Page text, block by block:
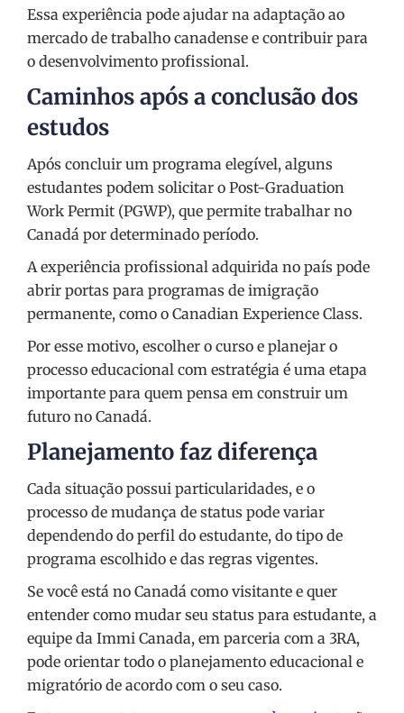
Essa experiência pode ajudar na adaptação ao
mercado de trabalho canadense e contribuir para
o desenvolvimento profissional.
Caminhos após a conclusão dos
estudos
Após concluir um programa elegível, alguns
estudantes podem solicitar o Post-Graduation
Work Permit (PGWP), que permite trabalhar no
Canadá por determinado período.
A experiência profissional adquirida no país pode
abrir portas para programas de imigração
permanente, como o Canadian Experience Class.
Por esse motivo, escolher o curso e planejar o
processo educacional com estratégia é uma etapa
importante para quem pensa em construir um
futuro no Canadá.
Planejamento faz diferença
Cada situação possui particularidades, e o
processo de mudança de status pode variar
dependendo do perfil do estudante, do tipo de
programa escolhido e das regras vigentes.
Se você está no Canadá como visitante e quer
entender como mudar seu status para estudante, a
equipe da Immi Canada, em parceria com a 3RA,
pode orientar todo o planejamento educacional e
migratório de acordo com o seu caso.